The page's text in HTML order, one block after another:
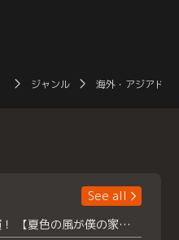
ジャンル 海外・アジアドラ
See all
浮所飛貴主演！ 【夏色の風が僕の家にやってきた】 本日よりテラサで独占配信スタート！